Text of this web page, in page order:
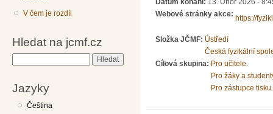
V čem je rozdíl
Hledat na jcmf.cz
Jazyky
Čeština
Datum konání: 13. Únor 2026 -
Webové stránky akce:
https://
Složka JČMF: Ústředí
Česká fyzikální
Cílová skupina: Pro učitele.
Pro žáky a
Pro zástupce tisku.